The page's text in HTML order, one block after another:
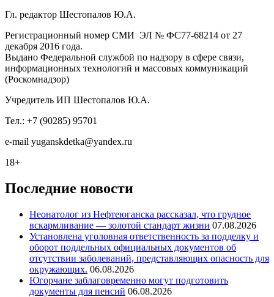
Гл. редактор Шестопалов Ю.А.
Регистрационный номер СМИ ЭЛ № ФС77-68214 от 27
декабря 2016 года.
Выдано Федеральной службой по надзору в сфере связи,
информационных технологий и массовых коммуникаций
(Роскомнадзор)
Учредитель ИП Шестопалов Ю.А.
Тел.: +7 (90285) 95701
e-mail yuganskdetka@yandex.ru
18+
Последние новости
Неонатолог из Нефтеюганска рассказал, что грудное
вскармливание — золотой стандарт жизни 07.08.2026
Установлена уголовная ответственность за подделку и
оборот поддельных официальных документов об
отсутствии заболеваний, представляющих опасность для
окружающих. 06.08.2026
Югорчане заблаговременно могут подготовить
документы для пенсий 06.08.2026